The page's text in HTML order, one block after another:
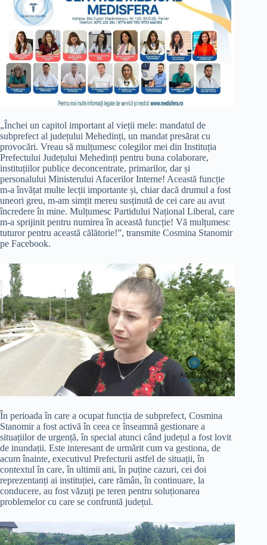
„Închei un capitol important al vieții mele: mandatul de
subprefect al județului Mehedinți, un mandat presărat cu
provocări. Vreau să mulțumesc colegilor mei din Instituția
Prefectului Județului Mehedinți pentru buna colaborare,
instituțiilor publice deconcentrate, primarilor, dar și
personalului Ministerului Afacerilor Interne! Această funcție
m-a învățat multe lecții importante și, chiar dacă drumul a fost
uneori greu, m-am simțit mereu susținută de cei care au avut
încredere în mine. Mulțumesc Partidului Național Liberal, care
m-a sprijinit pentru numirea în această funcție! Vă mulțumesc
tuturor pentru această călătorie!”, transmite Cosmina Stanomir
pe Facebook.
În perioada în care a ocupat funcția de subprefect, Cosmina
Stanomir a fost activă în ceea ce înseamnă gestionare a
situațiilor de urgență, în special atunci când județul a fost lovit
de inundații. Este interesant de urmărit cum va gestiona, de
acum înainte, executivul Prefecturii astfel de situații, în
contextul în care, în ultimii ani, în puține cazuri, cei doi
reprezentanți ai instituției, care rămân, în continuare, la
conducere, au fost văzuți pe teren pentru soluționarea
problemelor cu care se confruntă județul.